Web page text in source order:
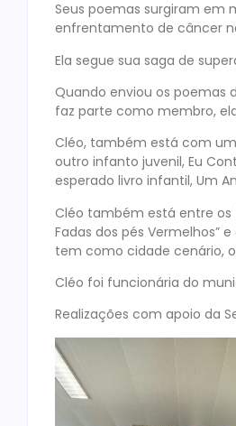
Seus poemas surgiram em
enfrentamento de câncer
Ela segue sua saga de
Quando enviou os poemas
faz parte como membro,
Cléo, também está com
outro infanto juvenil, Eu
esperado livro infantil, Um
Cléo também está entre os
Fadas dos pés Vermelhos”
tem como cidade cenário,
Cléo foi funcionária do
Realizações com apoio da